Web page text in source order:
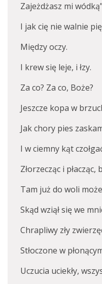
Zajeżdżasz mi
I jak cię nie walnie
Między oczy.
I krew się leje, i łzy.
Za co? Za co, Boże?
Jeszcze kopa w
Jak chory pies
I w ciemny kąt
Złorzecząc i
Tam już do woli
Skąd wziął się we
Chrapliwy zły
Stłoczone w
Uczucia uciekły,